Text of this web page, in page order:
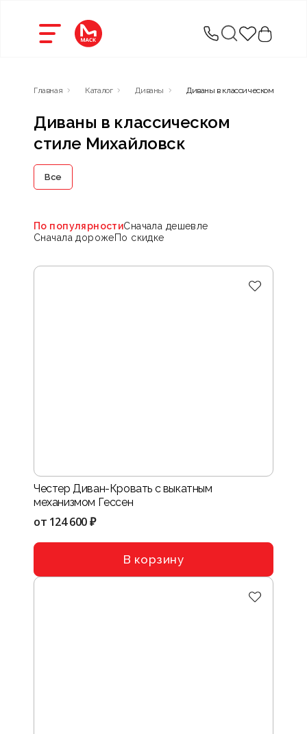
Главная Каталог Диваны Диваны в классическом стиле
Диваны в классическом
стиле Михайловск
Все
По популярностиСначала дешевле
Сначала дорожеПо скидке
Честер Диван-Кровать с выкатным
механизмом Гессен
от 124 600 ₽
В корзину